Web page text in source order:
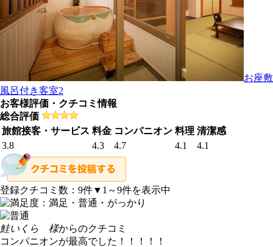
お座敷
風呂付き客室2
お客様評価・クチコミ情報
総合評価
旅館接客・サービス 料金 コンパニオン 料理 清潔感
3.8
4.3 4.7 4.1 4.1
登録クチコミ数： 9件▼1～9件を表示中
鮭いくら 様からのクチコミ
コンパニオンが最高でした！！！！！